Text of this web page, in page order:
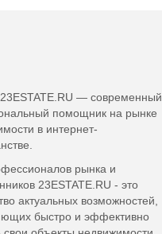
— современный
помощник на рынке
в интернет-
рынка и
23ESTATE.RU - это
актуальных возможностей,
быстро и эффективно